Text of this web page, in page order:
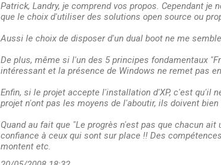
Patrick, Landry, je comprend vos propos. Cependant
que le choix d'utiliser des solutions open source ou
Aussi le choix de disposer d'un dual boot ne me
De plus, même si l'un des 5 principes fondamentaux
intéressant et la présence de Windows ne remet pas
Enfin, si le projet accepte l'installation d'XP, c'est qu'il
projet n'ont pas les moyens de l'aboutir, ils doivent
Quand au fait que "Le progrès n'est pas que chacun
confiance à ceux qui sont sur place !! Des
montent etc.